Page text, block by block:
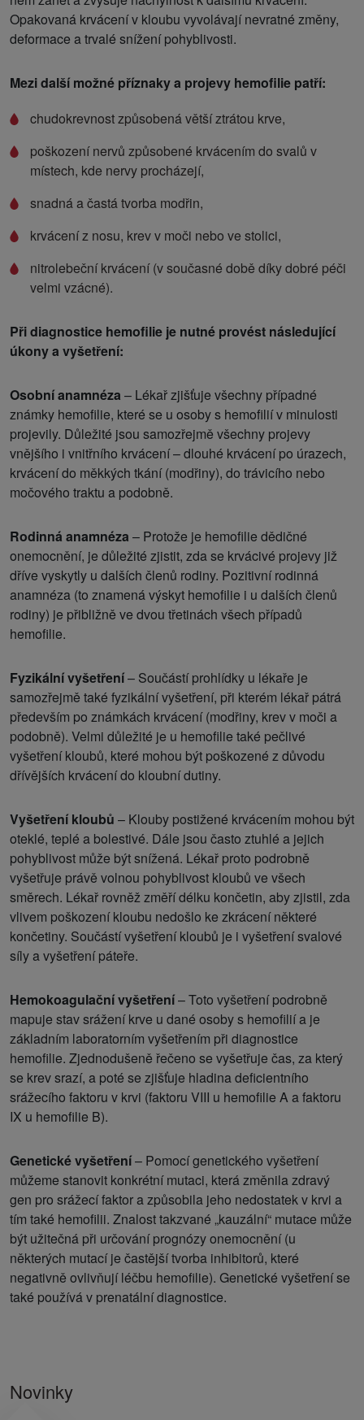
Opakovaná krvácení v kloubu vyvolávají nevratné změny,
deformace a trvalé snížení pohyblivosti.
Mezi další možné příznaky a projevy hemofilie patří:
chudokrevnost způsobená větší ztrátou krve,
poškození nervů způsobené krvácením do svalů v
místech, kde nervy procházejí,
snadná a častá tvorba modřin,
krvácení z nosu, krev v moči nebo ve stolici,
nitrolebeční krvácení (v současné době díky dobré péči
velmi vzácné).
Při diagnostice hemofilie je nutné provést následující
úkony a vyšetření:
Osobní anamnéza – Lékař zjišťuje všechny případné
známky hemofilie, které se u osoby s hemofilií v minulosti
projevily. Důležité jsou samozřejmě všechny projevy
vnějšího i vnitřního krvácení – dlouhé krvácení po úrazech,
krvácení do měkkých tkání (modřiny), do trávicího nebo
močového traktu a podobně.
Rodinná anamnéza – Protože je hemofilie dědičné
onemocnění, je důležité zjistit, zda se krvácivé projevy již
dříve vyskytly u dalších členů rodiny. Pozitivní rodinná
anamnéza (to znamená výskyt hemofilie i u dalších členů
rodiny) je přibližně ve dvou třetinách všech případů
hemofilie.
Fyzikální vyšetření– Součástí prohlídky u lékaře je
samozřejmě také fyzikální vyšetření, při kterém lékař pátrá
především po známkách krvácení (modřiny, krev v moči a
podobně). Velmi důležité je u hemofilie také pečlivé
vyšetření kloubů, které mohou být poškozené z důvodu
dřívějších krvácení do kloubní dutiny.
Vyšetření kloubů – Klouby postižené krvácením mohou být
oteklé, teplé a bolestivé. Dále jsou často ztuhlé a jejich
pohyblivost může být snížená. Lékař proto podrobně
vyšetřuje právě volnou pohyblivost kloubů ve všech
směrech. Lékař rovněž změří délku končetin, aby zjistil, zda
vlivem poškození kloubu nedošlo ke zkrácení některé
končetiny. Součástí vyšetření kloubů je i vyšetření svalové
síly a vyšetření páteře.
Hemokoagulační vyšetření– Toto vyšetření podrobně
mapuje stav srážení krve u dané osoby s hemofilií a je
základním laboratorním vyšetřením při diagnostice
hemofilie. Zjednodušeně řečeno se vyšetřuje čas, za který
se krev srazí, a poté se zjišťuje hladina deficientního
srážecího faktoru v krvi (faktoru VIII u hemofilie A a faktoru
IX u hemofilie B).
Genetické vyšetření– Pomocí genetického vyšetření
můžeme stanovit konkrétní mutaci, která změnila zdravý
gen pro srážecí faktor a způsobila jeho nedostatek v krvi a
tím také hemofilii. Znalost takzvané „kauzální“ mutace může
být užitečná při určování prognózy onemocnění (u
některých mutací je častější tvorba inhibitorů, které
negativně ovlivňují léčbu hemofilie). Genetické vyšetření se
také používá v prenatální diagnostice.
Novinky